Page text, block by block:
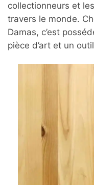
collectionneurs et
travers le monde.
Damas, c’est
pièce d’art et un